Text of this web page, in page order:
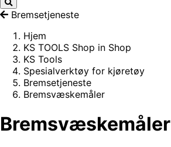
Bremsetjeneste
Hjem
KS TOOLS Shop in Shop
KS Tools
Spesialverktøy for kjøretøy
Bremsetjeneste
Bremsvæskemåler
Bremsvæskemåler